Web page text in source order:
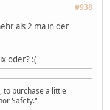
#938
als 2 ma in der
oder? :(
to purchase a little
Safety."